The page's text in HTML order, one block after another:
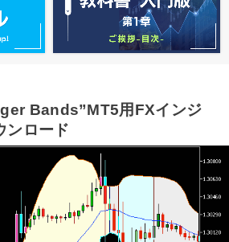
Bands”MT5用FXインジ
ンロード